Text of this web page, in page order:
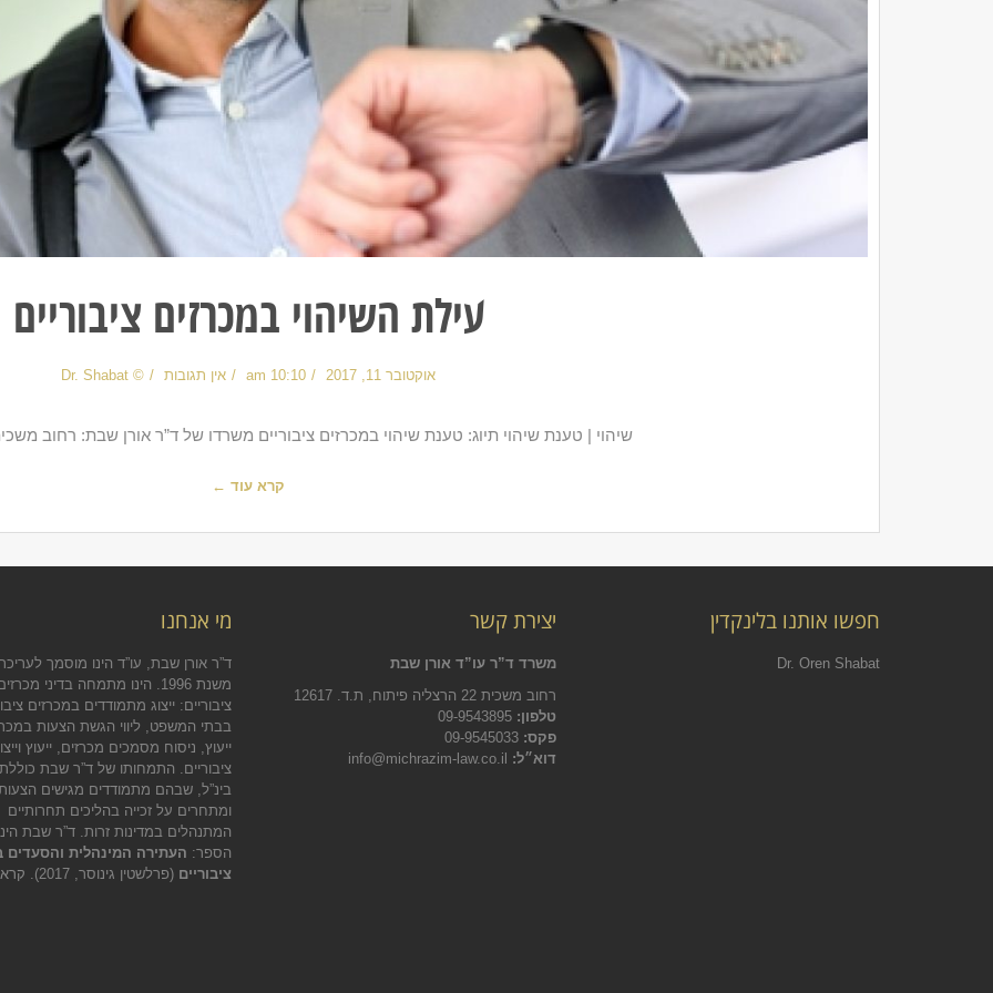
עילת השיהוי במכרזים ציבוריים
אוקטובר 11, 2017 10:10 am אין תגובות © Dr. Shabat
שיהוי | טענת שיהוי תיוג: טענת שיהוי במכרזים ציבוריים משרדו של ד”ר אורן שבת: רחוב משכית 22, פינת רח’
קרא עוד ←
חפשו אותנו בלינקדין
Dr. Oren Shabat
יצירת קשר
משרד ד”ר עו”ד אורן שבת
רחוב משכית 22 הרצליה פיתוח, ת.ד. 12617
טלפון: 09-9543895
פקס: 09-9545033
דוא״ל:
מי אנחנו
ד”ר אורן שבת, עו”ד הינו מוסמך
משנת 1996. הינו מתמחה בדיני
ציבוריים: ייצוג מתמודדים במכרזים
בבתי המשפט, ליווי הגשת הצעות
ייעוץ, ניסוח מסמכים מכרזים, ייעוץ
ציבוריים. התמחותו של ד”ר שבת
בינ”ל, שבהם מתמודדים מגישים
ומתחרים על זכייה בהליכים תחרותיים
המתנהלים במדינות זרות. ד”ר שבת
הספר: העתירה המינהלית והסעדים
ציבוריים (פרלשטין גינוסר, 2017).